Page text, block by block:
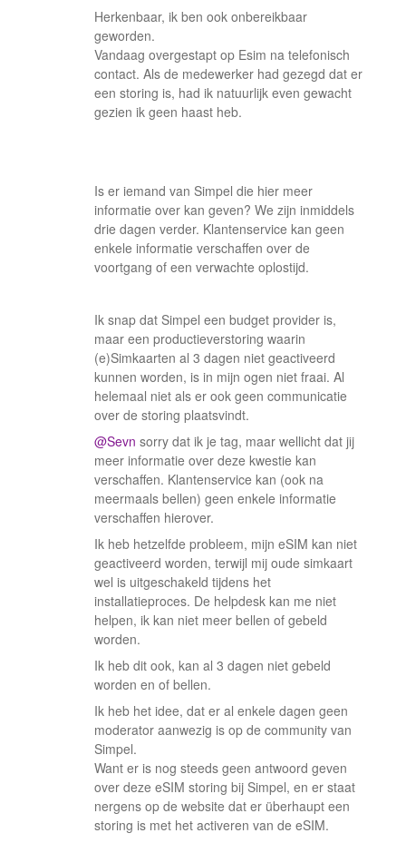
Herkenbaar, ik ben ook onbereikbaar
geworden.
Vandaag overgestapt op Esim na telefonisch
contact. Als de medewerker had gezegd dat er
een storing is, had ik natuurlijk even gewacht
gezien ik geen haast heb.
Is er iemand van Simpel die hier meer
informatie over kan geven? We zijn inmiddels
drie dagen verder. Klantenservice kan geen
enkele informatie verschaffen over de
voortgang of een verwachte oplostijd.
Ik snap dat Simpel een budget provider is,
maar een productieverstoring waarin
(e)Simkaarten al 3 dagen niet geactiveerd
kunnen worden, is in mijn ogen niet fraai. Al
helemaal niet als er ook geen communicatie
over de storing plaatsvindt.
@Sevn sorry dat ik je tag, maar wellicht dat jij
meer informatie over deze kwestie kan
verschaffen. Klantenservice kan (ook na
meermaals bellen) geen enkele informatie
verschaffen hierover.
Ik heb hetzelfde probleem, mijn eSIM kan niet
geactiveerd worden, terwijl mij oude simkaart
wel is uitgeschakeld tijdens het
installatieproces. De helpdesk kan me niet
helpen, ik kan niet meer bellen of gebeld
worden.
Ik heb dit ook, kan al 3 dagen niet gebeld
worden en of bellen.
Ik heb het idee, dat er al enkele dagen geen
moderator aanwezig is op de community van
Simpel.
Want er is nog steeds geen antwoord geven
over deze eSIM storing bij Simpel, en er staat
nergens op de website dat er überhaupt een
storing is met het activeren van de eSIM.